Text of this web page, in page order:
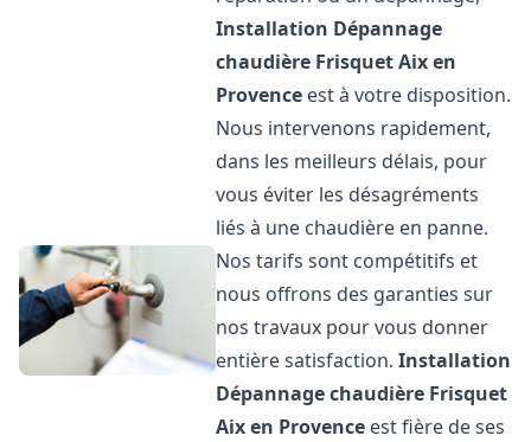
Installation Dépannage
chaudière FrisquetAix en
Provence est à votre disposition.
Nous intervenons rapidement,
dans les meilleurs délais, pour
vous éviter les désagréments
liés à une chaudière en panne.
Nos tarifs sont compétitifs et
nous offrons des garanties sur
nos travaux pour vous donner
entière satisfaction.Installation
Dépannage chaudière Frisquet
Aix en Provence est fière de ses